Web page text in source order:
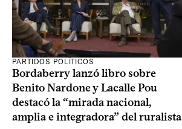
PARTIDOS POLÍTICOS
Bordaberry lanzó libro sobre
Benito Nardone y Lacalle Pou
destacó la “mirada nacional,
amplia e integradora” del ruralista